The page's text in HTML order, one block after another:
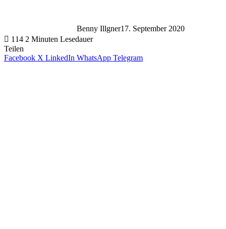
Benny Illgner17. September 2020
114 2 Minuten Lesedauer
Teilen
Facebook X LinkedIn WhatsApp Telegram